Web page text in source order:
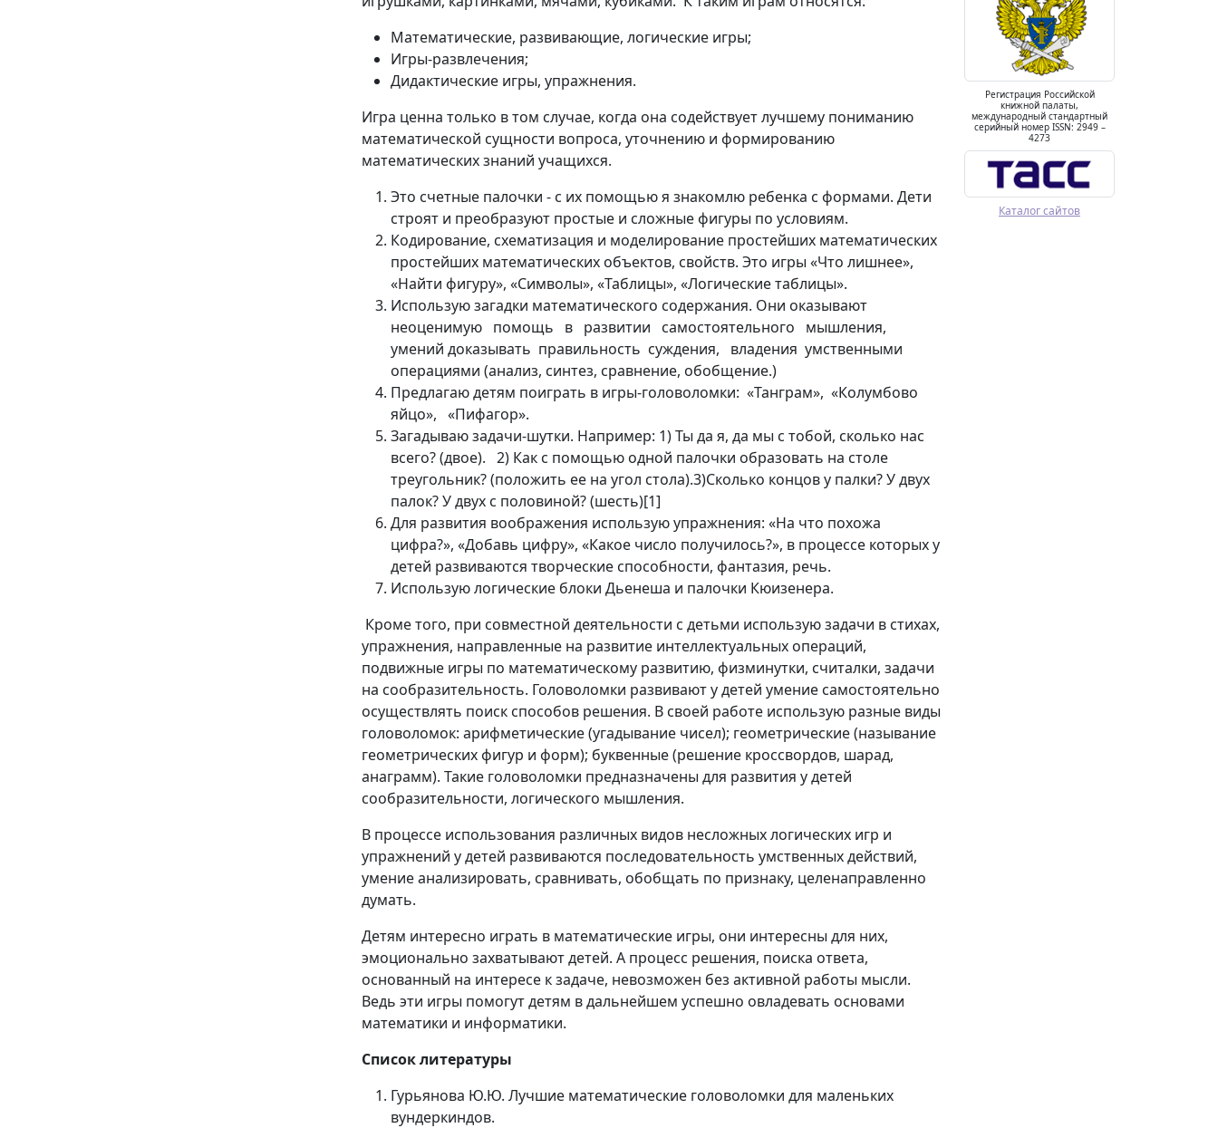
Математические, развивающие, логические игры;
Игры-развлечения;
Дидактические игры, упражнения.
Игра ценна только в том случае, когда она содействует лучшему пониманию
математической сущности вопроса, уточнению и формированию
математических знаний учащихся.
Это счетные палочки - с их помощью я знакомлю ребенка с формами. Дети
строят и преобразуют простые и сложные фигуры по условиям.
Кодирование, схематизация и моделирование простейших математических
простейших математических объектов, свойств. Это игры «Что лишнее»,
«Найти фигуру», «Символы», «Таблицы», «Логические таблицы».
Использую загадки математического содержания. Они оказывают
неоценимую помощь в развитии самостоятельного мышления,
умений доказывать правильность суждения, владения умственными
операциями (анализ, синтез, сравнение, обобщение.)
Предлагаю детям поиграть в игры-головоломки: «Танграм», «Колумбово
яйцо», «Пифагор».
Загадываю задачи-шутки. Например: 1) Ты да я, да мы с тобой, сколько нас
всего? (двое). 2) Как с помощью одной палочки образовать на столе
треугольник? (положить ее на угол стола).3)Сколько концов у палки? У двух
палок? У двух с половиной? (шесть)[1]
Для развития воображения использую упражнения: «На что похожа
цифра?», «Добавь цифру», «Какое число получилось?», в процессе которых у
детей развиваются творческие способности, фантазия, речь.
Использую логические блоки Дьенеша и палочки Кюизенера.
Кроме того, при совместной деятельности с детьми использую задачи в стихах,
упражнения, направленные на развитие интеллектуальных операций,
подвижные игры по математическому развитию, физминутки, считалки, задачи
на сообразительность. Головоломки развивают у детей умение самостоятельно
осуществлять поиск способов решения. В своей работе использую разные виды
головоломок: арифметические (угадывание чисел); геометрические (называние
геометрических фигур и форм); буквенные (решение кроссвордов, шарад,
анаграмм). Такие головоломки предназначены для развития у детей
сообразительности, логического мышления.
В процессе использования различных видов несложных логических игр и
упражнений у детей развиваются последовательность умственных действий,
умение анализировать, сравнивать, обобщать по признаку, целенаправленно
думать.
Детям интересно играть в математические игры, они интересны для них,
эмоционально захватывают детей. А процесс решения, поиска ответа,
основанный на интересе к задаче, невозможен без активной работы мысли.
Ведь эти игры помогут детям в дальнейшем успешно овладевать основами
математики и информатики.
Список литературы
Гурьянова Ю.Ю. Лучшие математические головоломки для маленьких
вундеркиндов.
Регистрация Российской
книжной палаты,
международный стандартный
серийный номер ISSN: 2949 –
4273
Каталог сайтов